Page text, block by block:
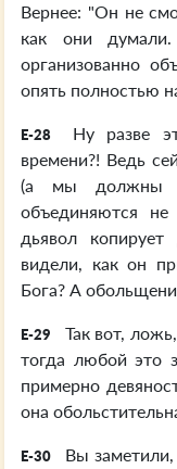
Вернее: "Он не
как они
организованно
опять полностью
E-28
Ну разве
времени?! Ведь
(а мы должны
объединяются
дьявол
видели, как он
Бога? А
E-29
Так вот,
тогда любой это
примерно
она
E-30
Вы заметили,